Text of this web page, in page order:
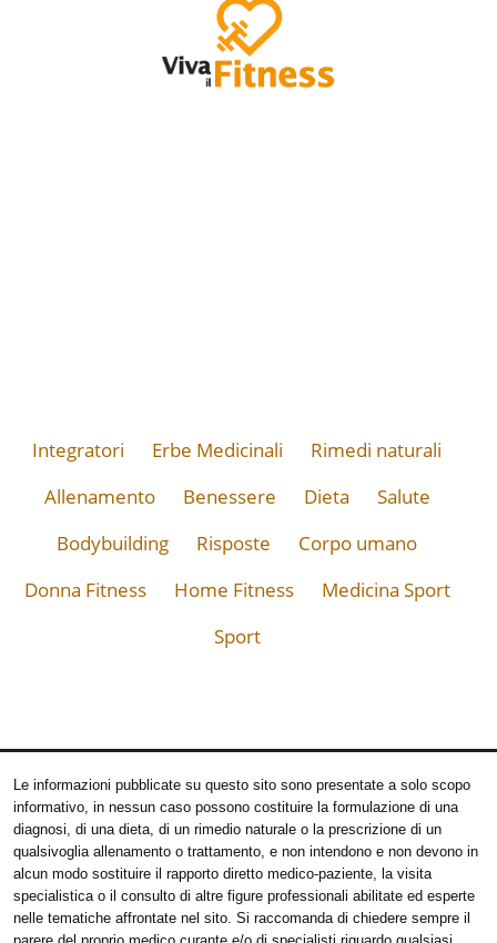
Integratori Erbe Medicinali
Rimedi naturali
Allenamento
Benessere Dieta
Salute
Bodybuilding
Risposte
Corpo umano
Donna Fitness
Home Fitness
Medicina Sport
Sport
Le informazioni pubblicate su questo sito sono presentate a solo scopo
informativo, in nessun caso possono costituire la formulazione di una
diagnosi, di una dieta, di un rimedio naturale o la prescrizione di un
qualsivoglia allenamento o trattamento, e non intendono e non devono in
alcun modo sostituire il rapporto diretto medico-paziente, la visita
specialistica o il consulto di altre figure professionali abilitate ed esperte
nelle tematiche affrontate nel sito. Si raccomanda di chiedere sempre il